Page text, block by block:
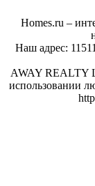
Homes.ru –
Наш адрес:
AWAY REALTY
использовании